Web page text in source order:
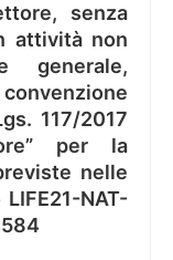
senza
attività non
generale,
117/2017
per la
nelle
NAT-